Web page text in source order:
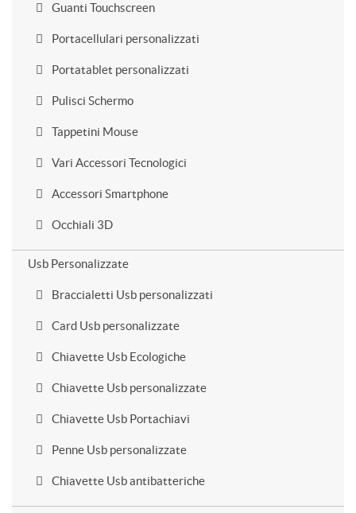
Guanti Touchscreen
Portacellulari personalizzati
Portatablet personalizzati
Pulisci Schermo
Tappetini Mouse
Vari Accessori Tecnologici
Accessori Smartphone
Occhiali 3D
Usb Personalizzate
Braccialetti Usb personalizzati
Card Usb personalizzate
Chiavette Usb Ecologiche
Chiavette Usb personalizzate
Chiavette Usb Portachiavi
Penne Usb personalizzate
Chiavette Usb antibatteriche